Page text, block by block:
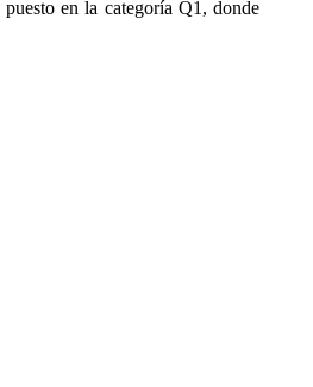
en la categoría Q1, donde